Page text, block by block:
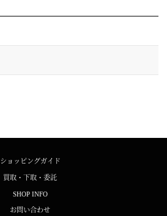
ショッピングガイド
買取・下取・委託
SHOP INFO
お問い合わせ